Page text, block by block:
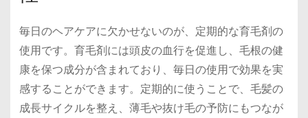
毎日のヘアケアに欠かせないのが、定期的な育毛剤の
使用です。育毛剤には頭皮の血行を促進し、毛根の健
康を保つ成分が含まれており、毎日の使用で効果を実
感することができます。定期的に使うことで、毛髪の
成長サイクルを整え、薄毛や抜け毛の予防にもつなが